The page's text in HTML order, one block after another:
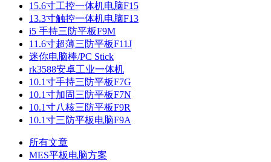
15.6寸工控一体机电脑F15
13.3寸触控一体机电脑F13
i5 手持三防平板F9M
11.6寸超薄三防平板F11J
迷你电脑棒/PC Stick
rk3588安卓工业一体机
10.1寸手持三防平板F7G
10.1寸加固三防平板F7N
10.1寸八核三防平板F9R
10.1寸三防平板电脑F9A
所有文章
MES平板电脑方案